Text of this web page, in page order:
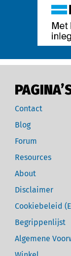
Contact
Blog
Forum
Resources
About
Disclaimer
Cookiebeleid
Begrippenlijst
Algemene